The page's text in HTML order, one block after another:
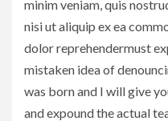
minim veniam, quis
nisi ut aliquip ex ea
dolor reprehendermust
mistaken idea of
was born and I will give
and expound the actual